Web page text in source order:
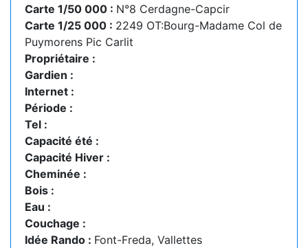
Carte 1/50 000 : N°8 Cerdagne-Capcir
Carte 1/25 000 : 2249 OT:Bourg-Madame Col de
Puymorens Pic Carlit
Propriétaire :
Gardien :
Internet :
Période :
Tel :
Capacité été :
Capacité Hiver :
Cheminée :
Bois :
Eau :
Couchage :
Idée Rando : Font-Freda, Vallettes